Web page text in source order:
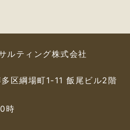
区綱場町1-11 飯尾ビル2階
時